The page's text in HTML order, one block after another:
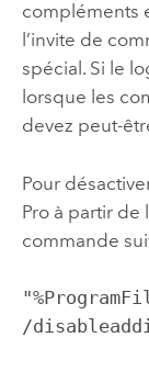
compléments
l’invite de
spécial. Si le
lorsque les
devez peut-
Pour
Proà partir de
commande
/